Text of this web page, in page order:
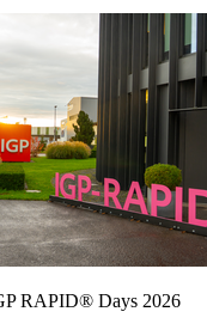
RAPID® Days 2026